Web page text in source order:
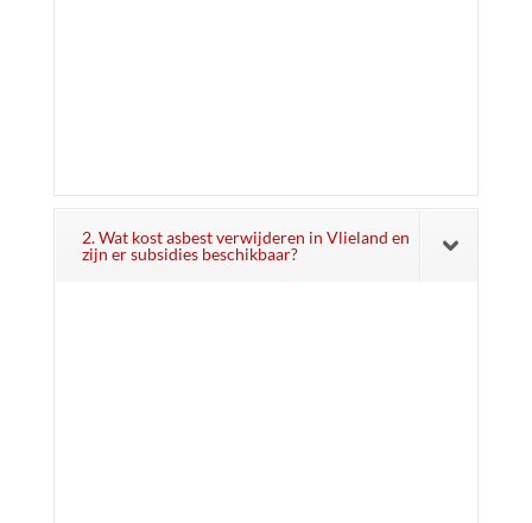
2. Wat kost asbest verwijderen in Vlieland en
zijn er subsidies beschikbaar?